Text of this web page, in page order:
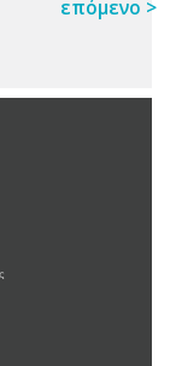
επόμενο >